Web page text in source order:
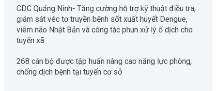
CDC Quảng Ninh- Tăng cường hỗ trợ kỹ thuật điều tra,
giám sát véc tơ truyền bệnh sốt xuất huyết Dengue,
viêm não Nhật Bản và công tác phun xử lý ổ dịch cho
tuyến xã
268 cán bộ được tập huấn nâng cao năng lực phòng,
chống dịch bệnh tại tuyến cơ sở